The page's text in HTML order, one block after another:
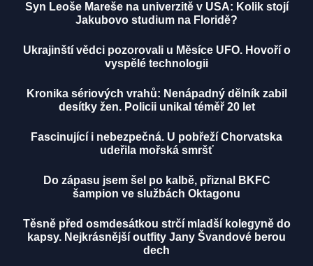
Syn Leoše Mareše na univerzitě v USA: Kolik stojí
Jakubovo studium na Floridě?
Ukrajinští vědci pozorovali u Měsíce UFO. Hovoří o
vyspělé technologii
Kronika sériových vrahů: Nenápadný dělník zabil
desítky žen. Policii unikal téměř 20 let
Fascinující i nebezpečná. U pobřeží Chorvatska
udeřila mořská smršť
Do zápasu jsem šel po kalbě, přiznal BKFC
šampion ve službách Oktagonu
Těsně před osmdesátkou strčí mladší kolegyně do
kapsy. Nejkrásnější outfity Jany Švandové berou
dech